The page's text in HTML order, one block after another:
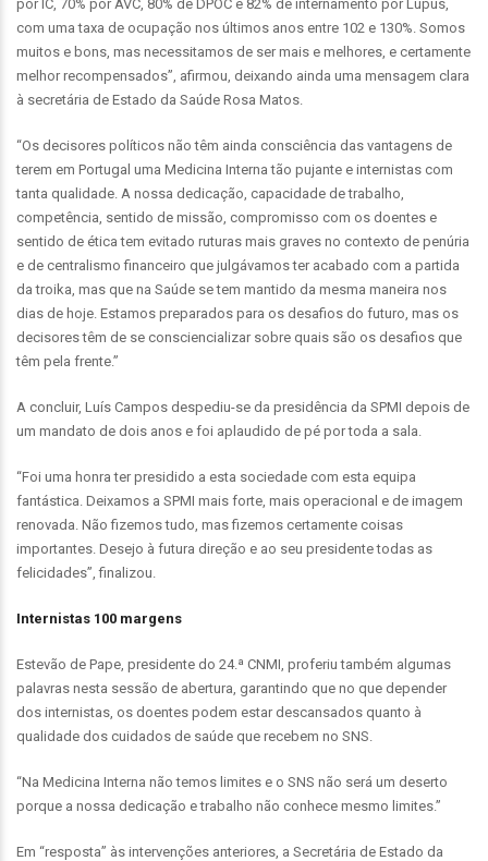
por IC, 70% por AVC, 80% de DPOC e 82% de internamento por Lúpus,
com uma taxa de ocupação nos últimos anos entre 102 e 130%. Somos
muitos e bons, mas necessitamos de ser mais e melhores, e certamente
melhor recompensados”, afirmou, deixando ainda uma mensagem clara
à secretária de Estado da Saúde Rosa Matos.
“Os decisores políticos não têm ainda consciência das vantagens de
terem em Portugal uma Medicina Interna tão pujante e internistas com
tanta qualidade. A nossa dedicação, capacidade de trabalho,
competência, sentido de missão, compromisso com os doentes e
sentido de ética tem evitado ruturas mais graves no contexto de penúria
e de centralismo financeiro que julgávamos ter acabado com a partida
da troika, mas que na Saúde se tem mantido da mesma maneira nos
dias de hoje. Estamos preparados para os desafios do futuro, mas os
decisores têm de se consciencializar sobre quais são os desafios que
têm pela frente.”
A concluir, Luís Campos despediu-se da presidência da SPMI depois de
um mandato de dois anos e foi aplaudido de pé por toda a sala.
“Foi uma honra ter presidido a esta sociedade com esta equipa
fantástica. Deixamos a SPMI mais forte, mais operacional e de imagem
renovada. Não fizemos tudo, mas fizemos certamente coisas
importantes. Desejo à futura direção e ao seu presidente todas as
felicidades”, finalizou.
Internistas 100 margens
Estevão de Pape, presidente do 24.ª CNMI, proferiu também algumas
palavras nesta sessão de abertura, garantindo que no que depender
dos internistas, os doentes podem estar descansados quanto à
qualidade dos cuidados de saúde que recebem no SNS.
“Na Medicina Interna não temos limites e o SNS não será um deserto
porque a nossa dedicação e trabalho não conhece mesmo limites.”
Em “resposta” às intervenções anteriores, a Secretária de Estado da